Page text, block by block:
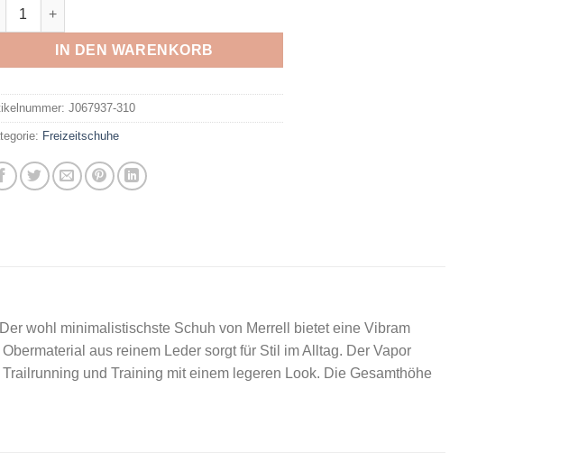
- VAPOR GLOVE 6 LTR OLIVE Menge
IN DEN WARENKORB
J067937-310
Freizeitschuhe
wohl minimalistischste Schuh von Merrell bietet eine Vibram
aus reinem Leder sorgt für Stil im Alltag. Der Vapor
und Training mit einem legeren Look. Die Gesamthöhe